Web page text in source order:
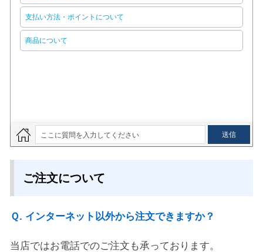
ご注文について
Ｑ. インターネット以外から注文できますか？
当店ではお電話でのご注文も承っております。